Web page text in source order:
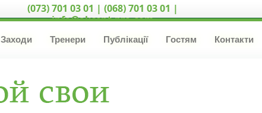
(073) 701 03 01 | (068) 701 03 01 |
info@akcent-pro.com
Заходи Тренери Публікації Гостям Контакти